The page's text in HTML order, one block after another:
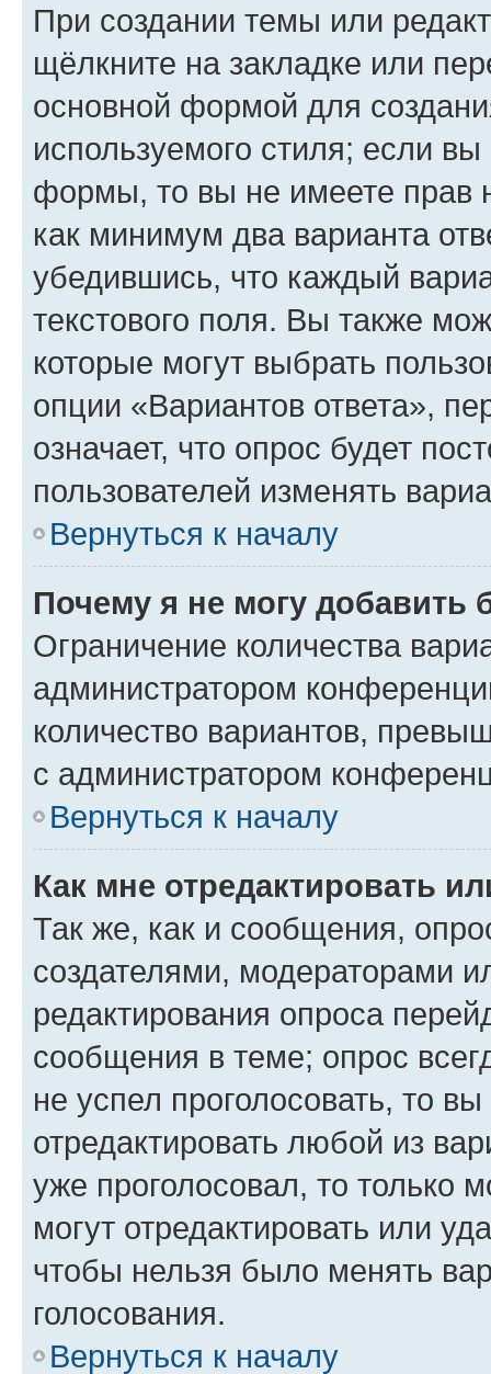
При создании темы или
щёлкните на закладке или
основной формой для
используемого стиля; если
формы, то вы не имеете прав
как минимум два варианта
убедившись, что каждый
текстового поля. Вы также
которые могут выбрать
опции «Вариантов ответа»,
означает, что опрос будет
пользователей изменять
Вернуться к началу
Почему я не могу добавить
Ограничение количества
администратором
количество вариантов,
с администратором
Вернуться к началу
Как мне отредактировать
Так же, как и сообщения,
создателями, модераторами
редактирования опроса
сообщения в теме; опрос
не успел проголосовать, то
отредактировать любой из
уже проголосовал, то только
могут отредактировать или
чтобы нельзя было менять
голосования.
Вернуться к началу